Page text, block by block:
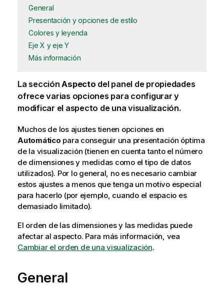
General
Presentación y opciones de estilo
Colores y leyenda
Eje X y eje Y
Más información
La secciónAspecto del panel de propiedades
ofrece varias opciones para configurar y
modificar el aspecto de una visualización.
Muchos de los ajustes tienen opciones en
Automático para conseguir una presentación óptima
de la visualización (tienen en cuenta tanto el número
de dimensiones y medidas como el tipo de datos
utilizados). Por lo general, no es necesario cambiar
estos ajustes a menos que tenga un motivo especial
para hacerlo (por ejemplo, cuando el espacio es
demasiado limitado).
El orden de las dimensiones y las medidas puede
afectar al aspecto. Para más información, vea
Cambiar el orden de una visualización.
General